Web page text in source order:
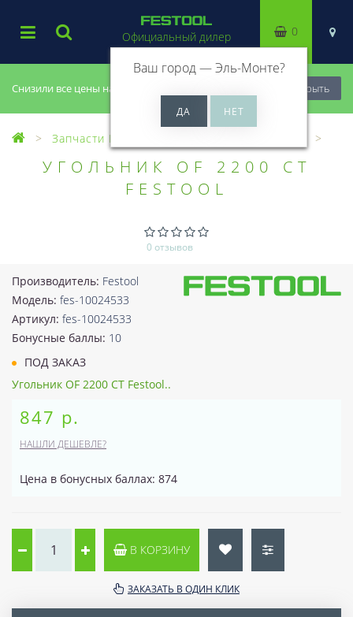
Снизили все цены на 20%, успей купить! Закрыть
Официальный дилер
Ваш город —Эль-Монте?
0
Запчасти Festool
УГОЛЬНИК OF 2200 CT
FESTOOL
0 отзывов
Производитель: Festool
Модель: fes-10024533
Артикул: fes-10024533
Бонусные баллы: 10
ПОД ЗАКАЗ
Угольник OF 2200 CT Festool..
847 р.
НАШЛИ ДЕШЕВЛЕ?
Цена в бонусных баллах: 874
В КОРЗИНУ
ЗАКАЗАТЬ В ОДИН КЛИК